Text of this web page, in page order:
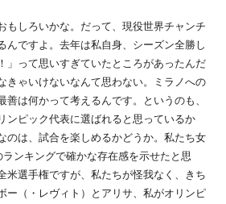
もしろいかな。だって、現役世界チャンチ
んですよ。去年は私自身、シーズン全勝し
」って思いすぎていたところがあったんだ
きゃいけないなんて思わない。ミラノへの
善は何かって考えるんです。というのも、
ンピック代表に選ばれると思っているか
のは、試合を楽しめるかどうか。私たち女
ンキングで確かな存在感を示せたと思
米選手権ですが、私たちが怪我なく、きち
ー（・レヴィト）とアリサ、私がオリンピ